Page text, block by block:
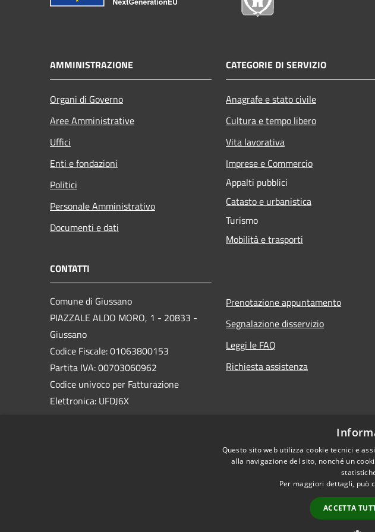
AMMINISTRAZIONE
Organi di Governo
Aree Amministrative
Uffici
Enti e fondazioni
Politici
Personale Amministrativo
Documenti e dati
CATEGORIE DI SERVIZIO
Anagrafe e stato civile
Cultura e tempo libero
Vita lavorativa
Imprese e Commercio
Appalti pubblici
Catasto e urbanistica
Turismo
Mobilità e trasporti
CONTATTI
Comune di Giussano
PIAZZALE ALDO MORO, 1 - 20833 -
Giussano
Codice Fiscale: 01063800153
Partita IVA: 00703060962
Codice univoco per Fatturazione
Elettronica: UFDJ6X
Prenotazione appuntamento
Segnalazione disservizio
Leggi le FAQ
Richiesta assistenza
Questo sito web utilizza cookie tecnici e
alla navigazione del sito, nonché un
Per maggiori dettagli, può
ACCETTA